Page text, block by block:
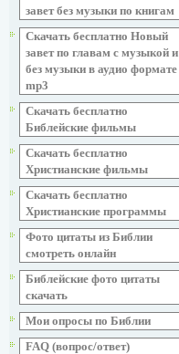
завет без музыки по книгам
Скачать бесплатно Новый
завет по главам с музыкой и
без музыки в аудио формате
mp3
Скачать бесплатно
Библейские фильмы
Скачать бесплатно
Христианские фильмы
Скачать бесплатно
Христианские программы
Фото цитаты из Библии
смотреть онлайн
Библейские фото цитаты
скачать
Мои опросы по Библии
FAQ (вопрос/ответ)